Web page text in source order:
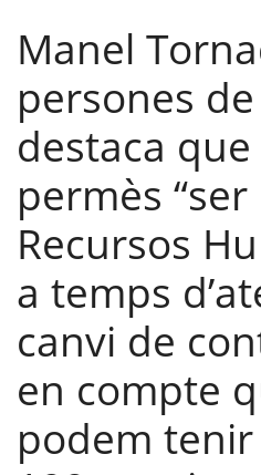
Manel
persones de
destaca
permès
Recursos
a temps
canvi de
en compte
podem